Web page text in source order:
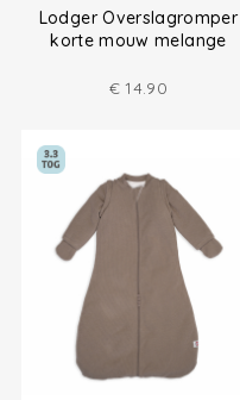
Lodger Overslagromper
korte mouw melange
€ 14.90